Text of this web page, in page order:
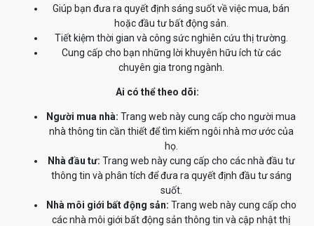
Giúp bạn đưa ra quyết định sáng suốt về việc mua, bán
hoặc đầu tư bất động sản.
Tiết kiệm thời gian và công sức nghiên cứu thị trường.
Cung cấp cho bạn những lời khuyên hữu ích từ các
chuyên gia trong ngành.
Ai có thể theo dõi:
Người mua nhà: Trang web này cung cấp cho người mua
nhà thông tin cần thiết để tìm kiếm ngôi nhà mơ ước của
họ.
Nhà đầu tư: Trang web này cung cấp cho các nhà đầu tư
thông tin và phân tích để đưa ra quyết định đầu tư sáng
suốt.
Nhà môi giới bất động sản: Trang web này cung cấp cho
các nhà môi giới bất động sản thông tin và cập nhật thị